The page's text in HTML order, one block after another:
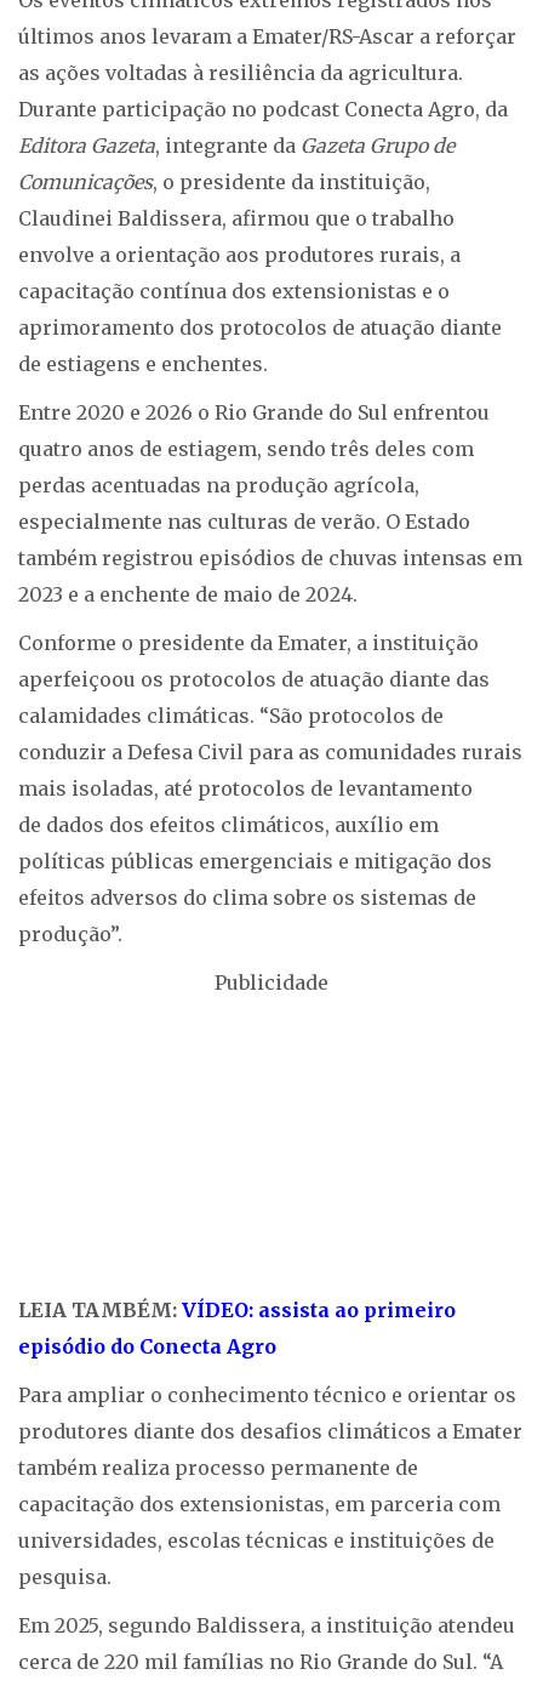
últimos anos levaram a Emater/RS-Ascar a reforçar
as ações voltadas à resiliência da agricultura.
Durante participação no podcast Conecta Agro, da
Editora Gazeta, integrante da Gazeta Grupo de
Comunicações, o presidente da instituição,
Claudinei Baldissera, afirmou que o trabalho
envolve a orientação aos produtores rurais, a
capacitação contínua dos extensionistas e o
aprimoramento dos protocolos de atuação diante
de estiagens e enchentes.
Entre 2020 e 2026 o Rio Grande do Sul enfrentou
quatro anos de estiagem, sendo três deles com
perdas acentuadas na produção agrícola,
especialmente nas culturas de verão. O Estado
também registrou episódios de chuvas intensas em
2023 e a enchente de maio de 2024.
Conforme o presidente da Emater, a instituição
aperfeiçoou os protocolos de atuação diante das
calamidades climáticas. “São protocolos de
conduzir a Defesa Civil para as comunidades rurais
mais isoladas, até protocolos de levantamento
de dados dos efeitos climáticos, auxílio em
políticas públicas emergenciais e mitigação dos
efeitos adversos do clima sobre os sistemas de
produção”.
Publicidade
LEIA TAMBÉM: VÍDEO: assista ao primeiro
episódio do Conecta Agro
Para ampliar o conhecimento técnico e orientar os
produtores diante dos desafios climáticos a Emater
também realiza processo permanente de
capacitação dos extensionistas, em parceria com
universidades, escolas técnicas e instituições de
pesquisa.
Em 2025, segundo Baldissera, a instituição atendeu
cerca de 220 mil famílias no Rio Grande do Sul. “A